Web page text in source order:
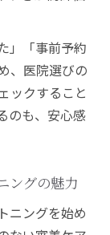
」「事前予約
、医院選びの
ックすること
のも、安心感
ングの魅力
ニングを始め